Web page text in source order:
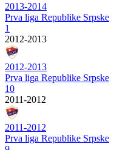
2013-2014
Prva liga Republike Srpske
1
2012-2013
2012-2013
Prva liga Republike Srpske
10
2011-2012
2011-2012
Prva liga Republike Srpske